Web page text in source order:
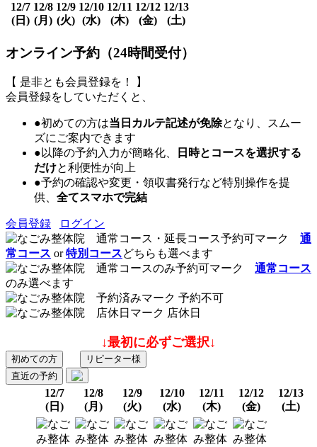
12/7
(日)
12/8
(月)
12/9
(火)
12/10
(水)
12/11
(木)
12/12
(金)
12/13
(土)
オンライン予約（24時間受付）
【 是非とも会員登録を！ 】
会員登録をしていただくと、
●初めての方は当日カルテ記述が免除となり、スムー
ズにご案内できます
●以降の予約入力が簡略化、
日時とコースを選択する
だけと利便性が向上
●予約の確認や変更・領収書発行など特別操作を提
供、 全てスマホで完結
会員登録
ログイン
通
常コース or特別コースどちらも選べます
通常コース
のみ選べます
予約不可
店休日
↓最初に必ずご選択↓
初めての方
リピーター様
直近の予約
12/7
(日)
12/8
(月)
12/9
(火)
12/10
(水)
12/11
(木)
12/12
(金)
12/13
(土)